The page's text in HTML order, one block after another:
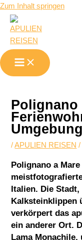
Zum Inhalt springen
Polignano
/APULIEN REISEN /
Polignano a
Italien. Die
Kalksteinklippen
verkörpert das
ein anderer Ort.
Lama